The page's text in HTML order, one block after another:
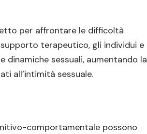
per affrontare le difficoltà
terapeutico, gli individui e
dinamiche sessuali, aumentando la
all’intimità sessuale.
comportamentale possono